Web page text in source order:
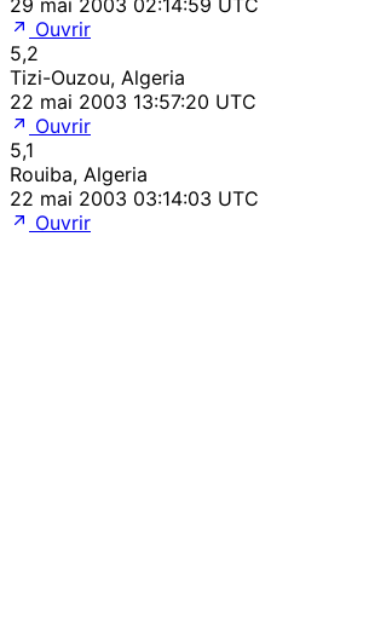
Ouvrir
5,2
Tizi-Ouzou, Algeria
22 mai 2003 13:57:20 UTC
Ouvrir
5,1
Rouiba, Algeria
22 mai 2003 03:14:03 UTC
Ouvrir